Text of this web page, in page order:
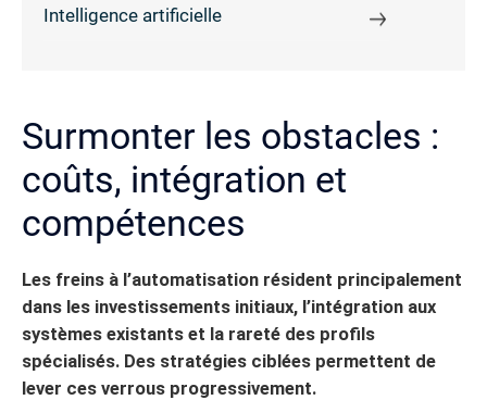
Intelligence artificielle
Surmonter les obstacles :
coûts, intégration et
compétences
Les freins à l’automatisation résident principalement
dans les investissements initiaux, l’intégration aux
systèmes existants et la rareté des profils
spécialisés. Des stratégies ciblées permettent de
lever ces verrous progressivement.